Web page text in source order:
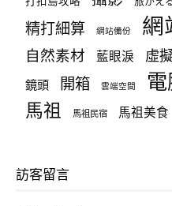
精打細算 網站備份 網
自然素材 藍眼淚 虛
鏡頭 開箱 雲端空間 電
馬祖 馬祖民宿 馬祖美食
訪客留言